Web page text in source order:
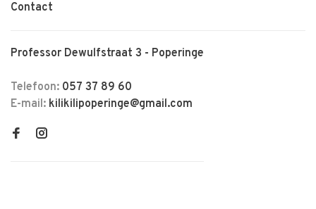
Contact
Professor Dewulfstraat 3 - Poperinge
Telefoon: 057 37 89 60
E-mail: kilikilipoperinge@gmail.com